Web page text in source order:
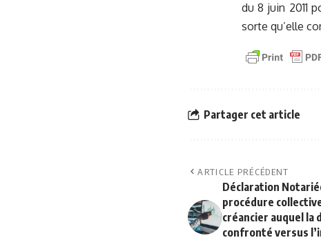
du 8 juin 2011
sorte qu’elle
Partager cet article
ARTICLE PRÉCÉDENT
Déclaration
procédure
créancier auquel la
confronté versus